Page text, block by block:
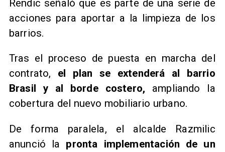
Rendic señaló que es parte de una serie de
acciones para aportar a la limpieza de los
barrios.
Tras el proceso de puesta en marcha del
contrato, el plan se extenderá al barrio
Brasil y al borde costero, ampliando la
cobertura del nuevo mobiliario urbano.
De forma paralela, el alcalde Razmilic
anunció la pronta implementación de un